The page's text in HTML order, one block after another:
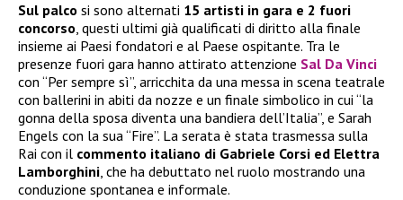
Sul palco si sono alternati 15 artisti in gara e 2 fuori
concorso, questi ultimi già qualificati di diritto alla finale
insieme ai Paesi fondatori e al Paese ospitante. Tra le
presenze fuori gara hanno attirato attenzione Sal Da Vinci
con “Per sempre sì”, arricchita da una messa in scena teatrale
con ballerini in abiti da nozze e un finale simbolico in cui “la
gonna della sposa diventa una bandiera dell’Italia”, e Sarah
Engels con la sua “Fire”. La serata è stata trasmessa sulla
Rai con il commento italiano di Gabriele Corsi ed Elettra
Lamborghini, che ha debuttato nel ruolo mostrando una
conduzione spontanea e informale.